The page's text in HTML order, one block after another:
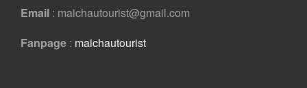
Email : maichautourist@gmail.com
Fanpage : maichautourist